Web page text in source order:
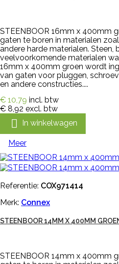
STEENBOOR 16mm x 400mm
gaten te boren in materialen
andere harde materialen. Steen,
veelvoorkomende materialen
16mm x 400mm groen wordt
van gaten voor pluggen,
en andere constructies....
€ 10,79 incl. btw
€ 8,92 excl. btw
 In winkelwagen
Meer
Referentie: COX971414
Merk: Connex
STEENBOOR 14MM X 400MM
STEENBOOR 14mm x 400mm